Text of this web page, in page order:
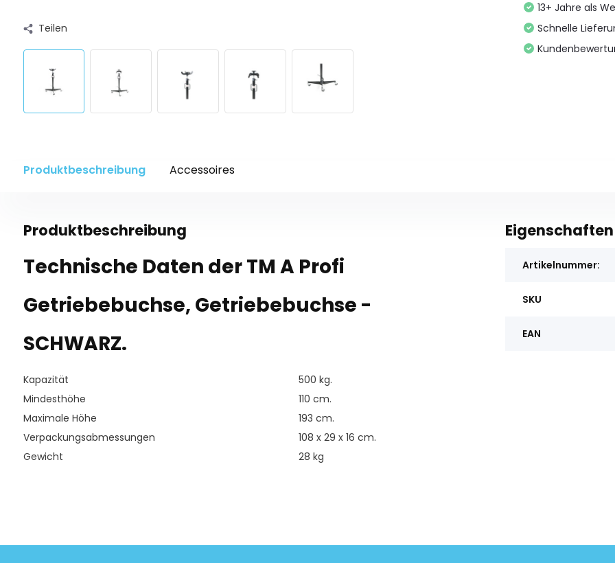
Teilen
13+ Jahre als
Schnelle
Produktbeschreibung Accessoires
Produktbeschreibung
Technische Daten der TM A Profi
Getriebebuchse, Getriebebuchse -
SCHWARZ.
Kapazität
500 kg.
Mindesthöhe
110 cm.
Maximale Höhe
193 cm.
Verpackungsabmessungen
108 x 29 x 16 cm.
Gewicht
28 kg
Eigenschaften
Artikelnummer:
SKU
EAN